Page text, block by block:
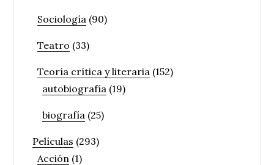
Sociología (90)
Teatro (33)
Teoría crítica y literaria (152)
autobiografía (19)
biografía (25)
Películas (293)
Acción (1)